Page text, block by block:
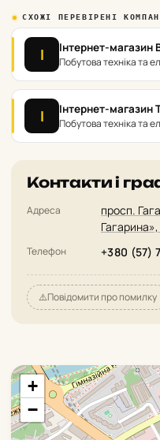
СХОЖІ ПЕРЕВІРЕНІ
І Інтернет-магазин
Побутова техніка та
І Інтернет-магазин
Побутова техніка та
Контакти і
Адреса
просп.
Гагарина»,
Телефон +380 (57)
⚠️Повідомити про помилку
+
−